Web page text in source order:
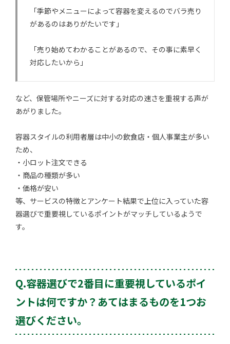
「季節やメニューによって容器を変えるのでバラ売り
があるのはありがたいです」
「売り始めてわかることがあるので、その事に素早く
対応したいから」
など、保管場所やニーズに対する対応の速さを重視する声が
あがりました。
容器スタイルの利用者層は中小の飲食店・個人事業主が多い
ため、
・小ロット注文できる
・商品の種類が多い
・価格が安い
等、サービスの特徴とアンケート結果で上位に入っていた容
器選びで重要視しているポイントがマッチしているようで
す。
Q.容器選びで2番目に重要視しているポイ
ントは何ですか？あてはまるものを1つお
選びください。